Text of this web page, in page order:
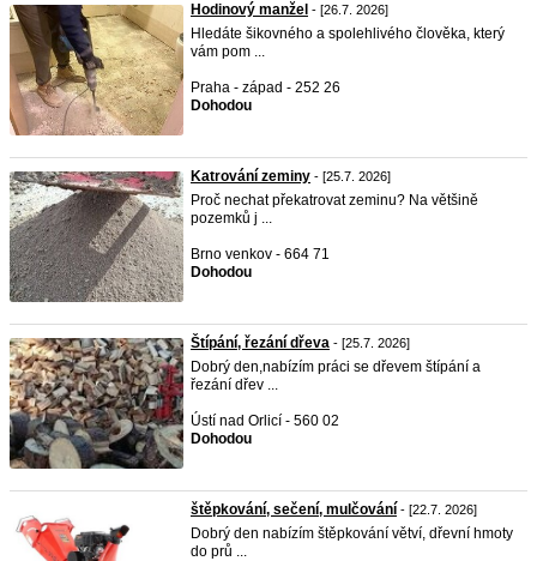
Hodinový manžel - [26.7. 2026]
Hledáte šikovného a spolehlivého člověka, který
vám pom ...
Praha - západ - 252 26
Dohodou
Katrování zeminy - [25.7. 2026]
Proč nechat překatrovat zeminu? Na většině
pozemků j ...
Brno venkov - 664 71
Dohodou
Štípání, řezání dřeva - [25.7. 2026]
Dobrý den,nabízím práci se dřevem štípání a
řezání dřev ...
Ústí nad Orlicí - 560 02
Dohodou
štěpkování, sečení, mulčování - [22.7. 2026]
Dobrý den nabízím štěpkování větví, dřevní hmoty
do prů ...